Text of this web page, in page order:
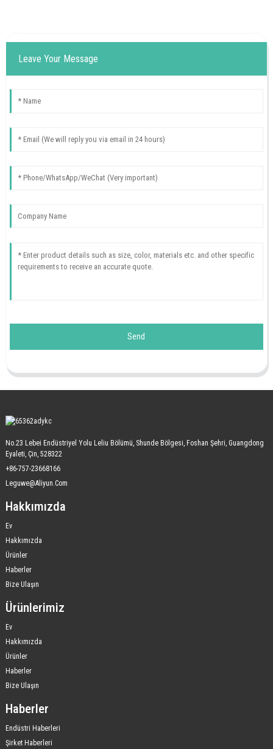
Leave Your Message
Send
No.23 Lebei Endüstriyel Yolu Leliu Bölümü, Shunde Bölgesi, Foshan Şehri, Guangdong
Eyaleti, Çin, 528322
+86-757-23668166
Leguwe@aliyun.com
Hakkımızda
Ev
Hakkımızda
Ürünler
Haberler
Bize Ulaşın
Ürünlerimiz
Ev
Hakkımızda
Ürünler
Haberler
Bize Ulaşın
Haberler
Endüstri Haberleri
Şirket Haberleri